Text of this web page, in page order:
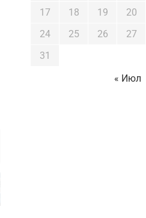
17
18 19 20
24
25 26 27
31
« Июл